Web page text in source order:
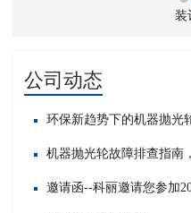
装
公司动态
环保新趋势下的机器抛光
机器抛光轮故障排查指南
邀请函--科丽邀请您参加